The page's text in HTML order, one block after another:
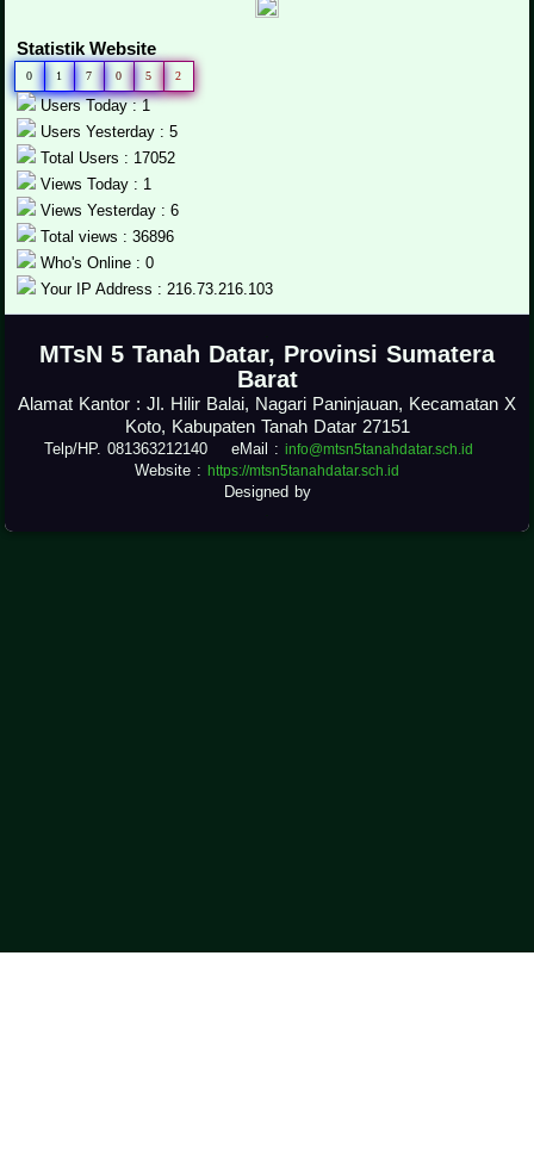
Statistik Website
0 1 7 0 5 2
Users Today : 1
Users Yesterday : 5
Total Users : 17052
Views Today : 1
Views Yesterday : 6
Total views : 36896
Who's Online : 0
Your IP Address : 216.73.216.103
MTsN 5 Tanah Datar, Provinsi Sumatera
Barat
Alamat Kantor : Jl. Hilir Balai, Nagari Paninjauan, Kecamatan X
Koto, Kabupaten Tanah Datar 27151
Telp/HP. 081363212140 eMail : info@mtsn5tanahdatar.sch.id
Website : https://mtsn5tanahdatar.sch.id
Designed by